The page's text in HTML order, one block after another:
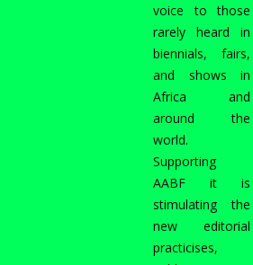
voice to those
rarely heard in
biennials, fairs,
and shows in
Africa and
around the
world.
Supporting
AABF it is
stimulating the
new editorial
practicises,